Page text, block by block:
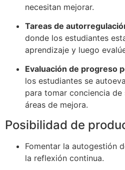
necesitan mejorar.
Tareas de
donde los estudiantes
aprendizaje y luego
Evaluación de progreso
los estudiantes se
para tomar conciencia
áreas de mejora.
Posibilidad de
Fomentar la autogestión
la reflexión continua.